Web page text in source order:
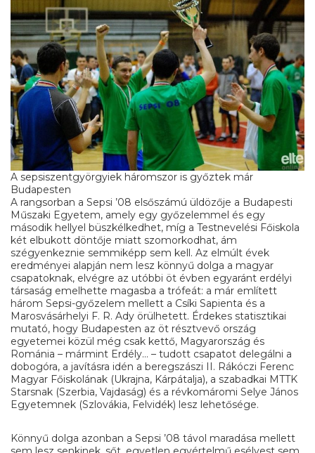
A sepsiszentgyörgyiek háromszor is győztek már
Budapesten
A rangsorban a Sepsi ’08 elsőszámú üldözője a Budapesti
Műszaki Egyetem, amely egy győzelemmel és egy
második hellyel büszkélkedhet, míg a Testnevelési Főiskola
két elbukott döntője miatt szomorkodhat, ám
szégyenkeznie semmiképp sem kell. Az elmúlt évek
eredményei alapján nem lesz könnyű dolga a magyar
csapatoknak, elvégre az utóbbi öt évben egyaránt erdélyi
társaság emelhette magasba a trófeát: a már említett
három Sepsi-győzelem mellett a Csíki Sapienta és a
Marosvásárhelyi F. R. Ady örülhetett. Érdekes statisztikai
mutató, hogy Budapesten az öt résztvevő ország
egyetemei közül még csak kettő, Magyarország és
Románia – mármint Erdély… – tudott csapatot delegálni a
dobogóra, a javításra idén a beregszászi II. Rákóczi Ferenc
Magyar Főiskolának (Ukrajna, Kárpátalja), a szabadkai MTTK
Starsnak (Szerbia, Vajdaság) és a révkomáromi Selye János
Egyetemnek (Szlovákia, Felvidék) lesz lehetősége.
Könnyű dolga azonban a Sepsi ’08 távol maradása mellett